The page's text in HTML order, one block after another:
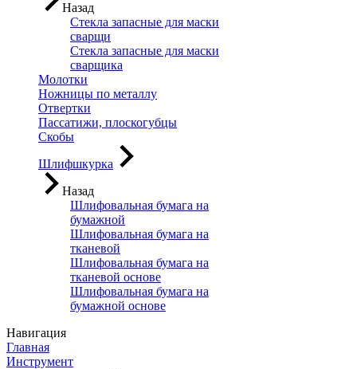
Назад
Стекла запасные для маски
сварщи
Стекла запасные для маски
сварщика
Молотки
Ножницы по металлу
Отвертки
Пассатижи, плоскогубцы
Скобы
Шлифшкурка
Назад
Шлифовальная бумага на
бумажной
Шлифовальная бумага на
тканевой
Шлифовальная бумага на
тканевой основе
Шлифовальная бумага на
бумажной основе
Навигация
Главная
Инструмент